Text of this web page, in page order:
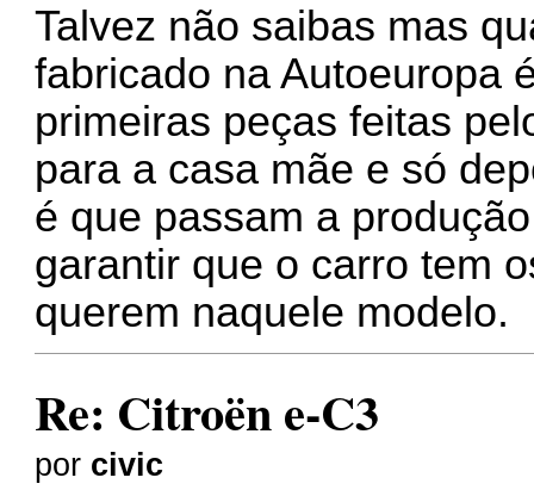
Talvez não saibas mas
fabricado na Autoeuropa
primeiras peças feitas
para a casa mãe e só
é que passam a
garantir que o carro tem
querem naquele modelo.
Re: Citroën e-C3
por civic